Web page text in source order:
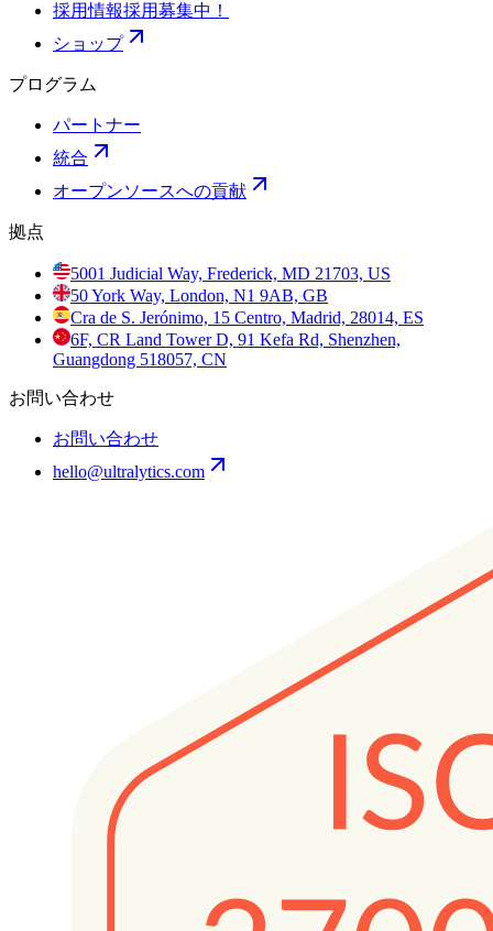
採用情報採用募集中！
ショップ
プログラム
パートナー
統合
オープンソースへの貢献
拠点
5001 Judicial Way, Frederick, MD 21703, US
50 York Way, London, N1 9AB, GB
Cra de S. Jerónimo, 15 Centro, Madrid, 28014, ES
6F, CR Land Tower D, 91 Kefa Rd, Shenzhen,
Guangdong 518057, CN
お問い合わせ
お問い合わせ
hello@ultralytics.com